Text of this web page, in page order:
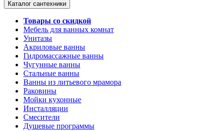
Каталог сантехники
Товары со скидкой
Мебель для ванных комнат
Унитазы
Акриловые ванны
Гидромассажные ванны
Чугунные ванны
Стальные ванны
Ванны из литьевого мрамора
Раковины
Мойки кухонные
Инсталляции
Смесители
Душевые программы